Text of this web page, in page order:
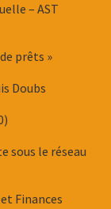
– AST
prêts »
Doubs
sous le réseau
Finances